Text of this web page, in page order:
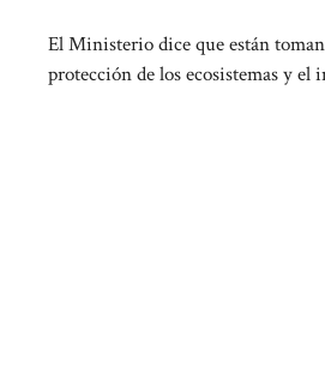
El Ministerio dice que están
protección de los ecosistemas y el